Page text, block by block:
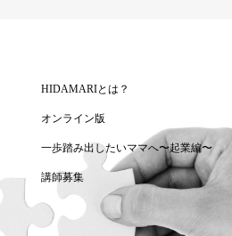
HIDAMARIとは？
オンライン版
一歩踏み出したいママへ〜起業編〜
講師募集